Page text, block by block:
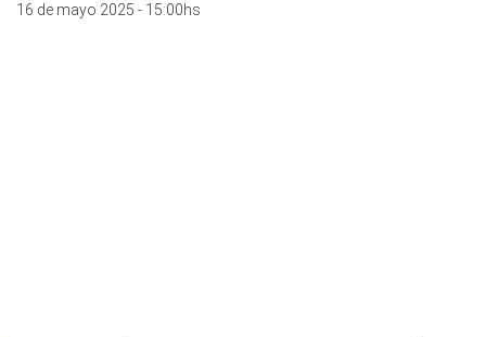
16 de mayo 2025 - 15:00hs